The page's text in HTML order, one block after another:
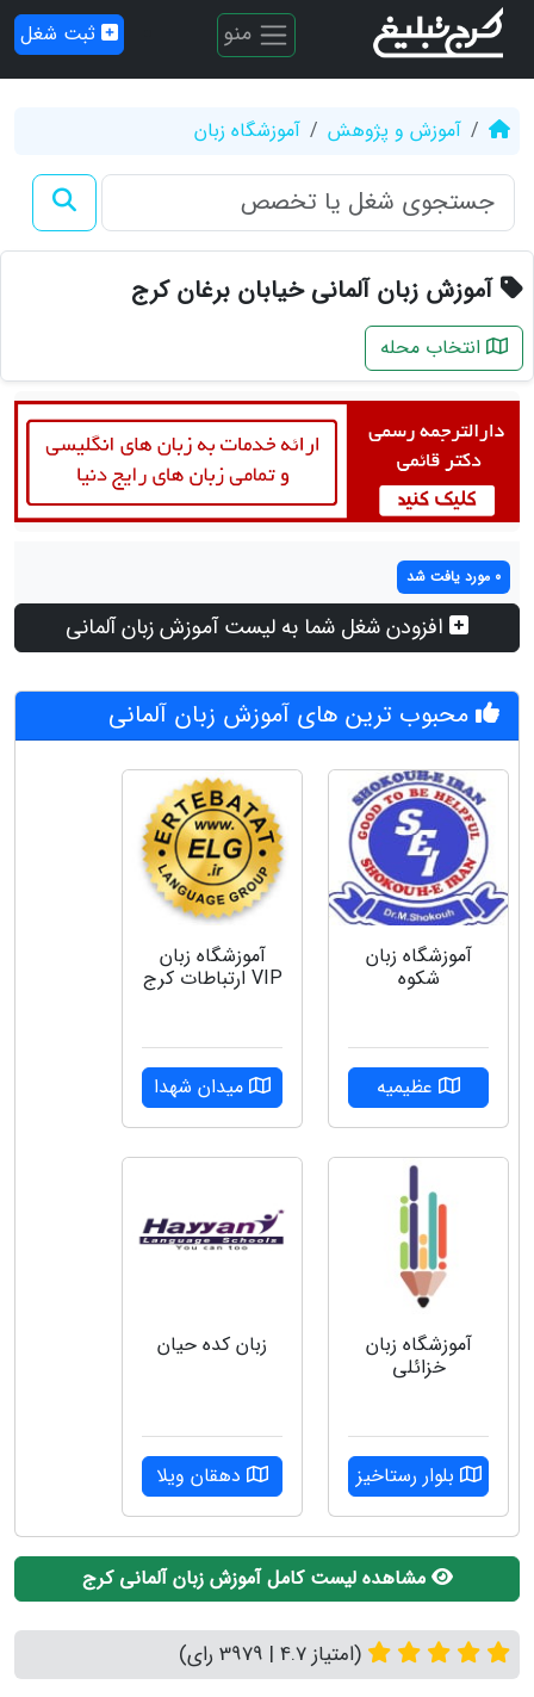
منو ثبت شغل
آموزش و پژوهش آموزشگاه زبان
آموزش زبان آلمانی خیابان برغان کرج
انتخاب محله
0 مورد یافت شد
افزودن شغل شما به لیست آموزش زبان آلمانی
محبوب ترین های آموزش زبان آلمانی
آموزشگاه زبان
شکوه
عظیمیه
آموزشگاه زبان
VIP ارتباطات کرج
میدان شهدا
آموزشگاه زبان
خزائلی
بلوار رستاخیز
زبان کده حیان
دهقان ویلا
مشاهده لیست کامل آموزش زبان آلمانی کرج
(امتیاز 4.7 | 3979 رای)